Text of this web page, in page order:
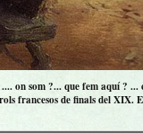
on som ?... que fem aquí ?
francesos de finals del XIX.